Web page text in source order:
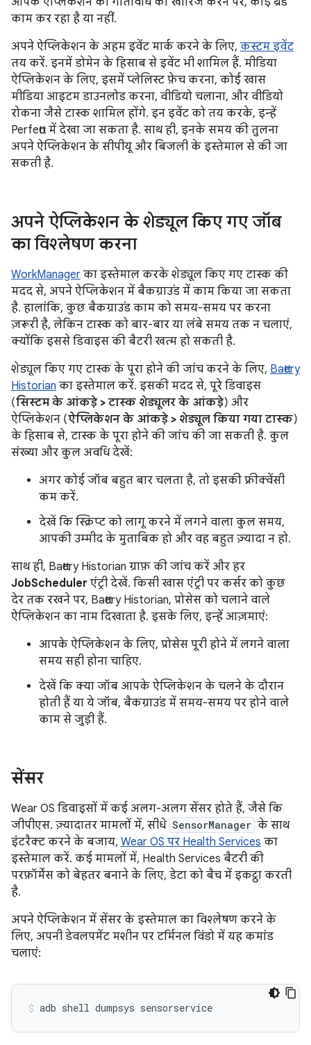
काम कर रहा है या नहीं.
अपने ऐप्लिकेशन के अहम इवेंट मार्क करने के लिए, कस्टम इवेंट
तय करें. इनमें डोमेन के हिसाब से इवेंट भी शामिल हैं. मीडिया
ऐप्लिकेशन के लिए, इसमें प्लेलिस्ट फ़ेच करना, कोई खास
मीडिया आइटम डाउनलोड करना, वीडियो चलाना, और वीडियो
रोकना जैसे टास्क शामिल होंगे. इन इवेंट को तय करके, इन्हें
Perfetto में देखा जा सकता है. साथ ही, इनके समय की तुलना
अपने ऐप्लिकेशन के सीपीयू और बिजली के इस्तेमाल से की जा
सकती है.
अपने ऐप्लिकेशन के शेड्यूल किए गए जॉब
का विश्लेषण करना
WorkManager का इस्तेमाल करके शेड्यूल किए गए टास्क की
मदद से, अपने ऐप्लिकेशन में बैकग्राउंड में काम किया जा सकता
है. हालांकि, कुछ बैकग्राउंड काम को समय-समय पर करना
ज़रूरी है, लेकिन टास्क को बार-बार या लंबे समय तक न चलाएं,
क्योंकि इससे डिवाइस की बैटरी खत्म हो सकती है.
शेड्यूल किए गए टास्क के पूरा होने की जांच करने के लिए, Battery
Historian का इस्तेमाल करें. इसकी मदद से, पूरे डिवाइस
(सिस्टम के आंकड़े > टास्क शेड्यूलर के आंकड़े) और
ऐप्लिकेशन (ऐप्लिकेशन के आंकड़े > शेड्यूल किया गया टास्क)
के हिसाब से, टास्क के पूरा होने की जांच की जा सकती है. कुल
संख्या और कुल अवधि देखें:
अगर कोई जॉब बहुत बार चलता है, तो इसकी फ़्रीक्वेंसी
कम करें.
देखें कि स्क्रिप्ट को लागू करने में लगने वाला कुल समय,
आपकी उम्मीद के मुताबिक हो और वह बहुत ज़्यादा न हो.
साथ ही, Battery Historian ग्राफ़ की जांच करें और हर
JobScheduler एंट्री देखें. किसी खास एंट्री पर कर्सर को कुछ
देर तक रखने पर, Battery Historian, प्रोसेस को चलाने वाले
ऐप्लिकेशन का नाम दिखाता है. इसके लिए, इन्हें आज़माएं:
आपके ऐप्लिकेशन के लिए, प्रोसेस पूरी होने में लगने वाला
समय सही होना चाहिए.
देखें कि क्या जॉब आपके ऐप्लिकेशन के चलने के दौरान
होती हैं या ये जॉब, बैकग्राउंड में समय-समय पर होने वाले
काम से जुड़ी हैं.
सेंसर
Wear OS डिवाइसों में कई अलग-अलग सेंसर होते हैं, जैसे कि
जीपीएस. ज़्यादातर मामलों में, सीधे SensorManager के साथ
इंटरैक्ट करने के बजाय, Wear OS पर Health Services का
इस्तेमाल करें. कई मामलों में, Health Services बैटरी की
परफ़ॉर्मेंस को बेहतर बनाने के लिए, डेटा को बैच में इकट्ठा करती
है.
अपने ऐप्लिकेशन में सेंसर के इस्तेमाल का विश्लेषण करने के
लिए, अपनी डेवलपमेंट मशीन पर टर्मिनल विंडो में यह कमांड
चलाएं:
adb shell dumpsys